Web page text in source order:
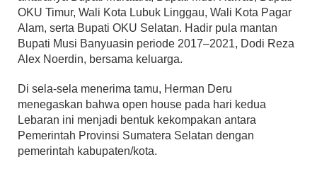
OKU Timur, Wali Kota Lubuk Linggau, Wali Kota Pagar
Alam, serta Bupati OKU Selatan. Hadir pula mantan
Bupati Musi Banyuasin periode 2017–2021, Dodi Reza
Alex Noerdin, bersama keluarga.
Di sela-sela menerima tamu, Herman Deru
menegaskan bahwa open house pada hari kedua
Lebaran ini menjadi bentuk kekompakan antara
Pemerintah Provinsi Sumatera Selatan dengan
pemerintah kabupaten/kota.